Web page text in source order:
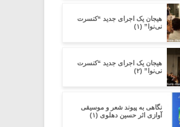
هیجان یک اجرای جدید “کنسرت
نی‌نوا” (۱)
هیجان یک اجرای جدید “کنسرت
نی‌نوا” (۲)
نگاهی به پیوند شعر و موسیقی
آوازی اثر حسین دهلوی (۱)